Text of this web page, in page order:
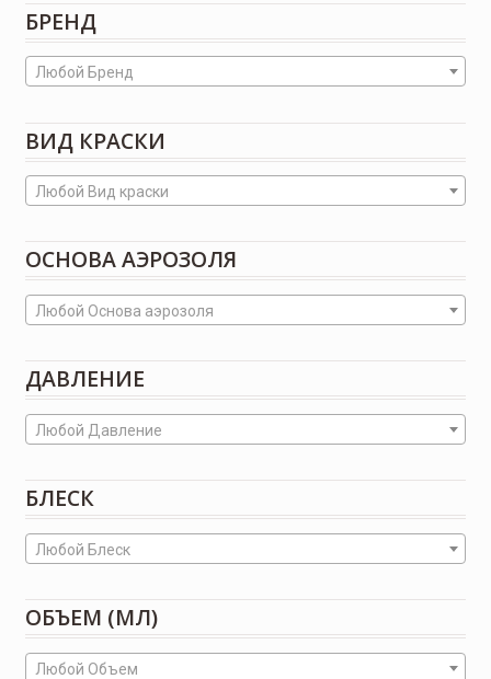
БРЕНД
Любой Бренд
ВИД КРАСКИ
Любой Вид краски
ОСНОВА АЭРОЗОЛЯ
Любой Основа аэрозоля
ДАВЛЕНИЕ
Любой Давление
БЛЕСК
Любой Блеск
ОБЪЕМ (МЛ)
Любой Объем